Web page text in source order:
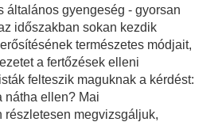
általános gyengeség - gyorsan
időszakban sokan kezdik
természetes módjait,
a fertőzések elleni
felteszik maguknak a kérdést:
nátha ellen? Mai
részletesen megvizsgáljuk,